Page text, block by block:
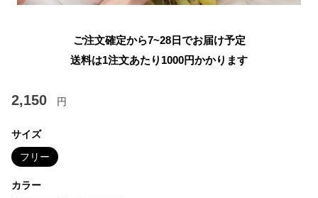
ご注文確定から7~28日でお届け予定
送料は1注文あたり 1000円かかります
2,150 円
サイズ
フリー
カラー